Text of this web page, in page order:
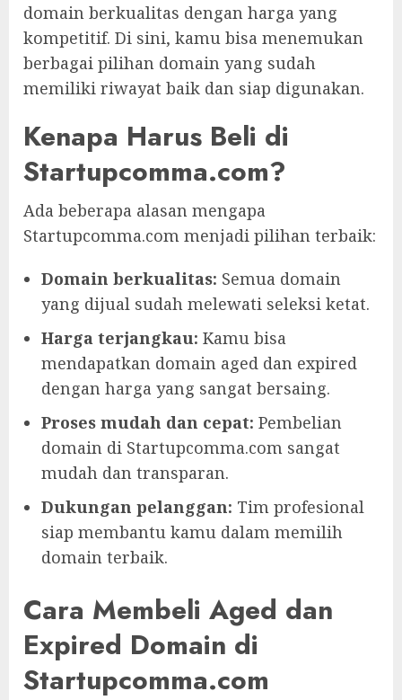
domain berkualitas dengan harga yang
kompetitif. Di sini, kamu bisa menemukan
berbagai pilihan domain yang sudah
memiliki riwayat baik dan siap digunakan.
Kenapa Harus Beli di
Startupcomma.com?
Ada beberapa alasan mengapa
Startupcomma.com menjadi pilihan terbaik:
Domain berkualitas: Semua domain
yang dijual sudah melewati seleksi ketat.
Harga terjangkau: Kamu bisa
mendapatkan domain aged dan expired
dengan harga yang sangat bersaing.
Proses mudah dan cepat: Pembelian
domain di Startupcomma.com sangat
mudah dan transparan.
Dukungan pelanggan: Tim profesional
siap membantu kamu dalam memilih
domain terbaik.
Cara Membeli Aged dan
Expired Domain di
Startupcomma.com